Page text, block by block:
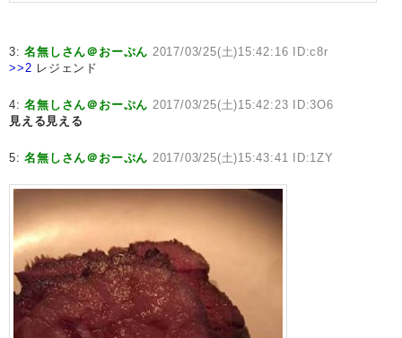
3:名無しさん＠おーぷん 2017/03/25(土)15:42:16 ID:c8r
>>2 レジェンド
4:名無しさん＠おーぷん 2017/03/25(土)15:42:23 ID:3O6
見える見える
5:名無しさん＠おーぷん 2017/03/25(土)15:43:41 ID:1ZY